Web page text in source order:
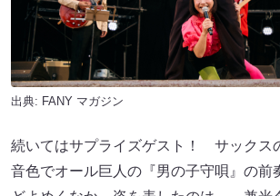
出典: FANY マガジン
続いてはサプライズゲスト！ サックス
音色でオール巨人の『男の子守唄』の前